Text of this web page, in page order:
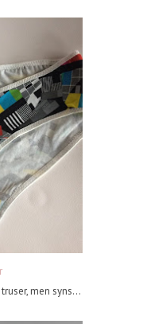
men syns...